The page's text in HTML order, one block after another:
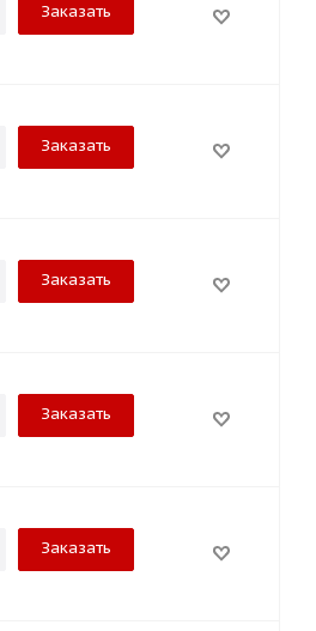
Заказать
Заказать
Заказать
Заказать
Заказать